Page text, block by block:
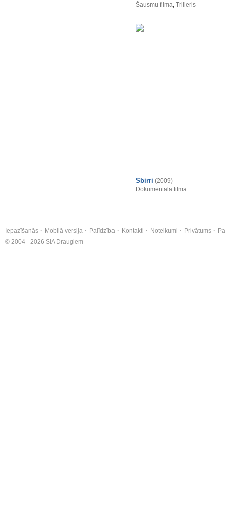
Šausmu filma, Trilleris
Sbirri (2009)
Dokumentālā filma
Iepazīšanās Mobilā versija Palīdzība Kontakti Noteikumi Privātums
© 2004 - 2026 SIA Draugiem